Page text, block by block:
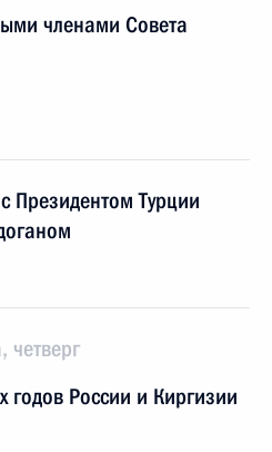
членами Совета
Президентом Турции
годов России и Киргизии